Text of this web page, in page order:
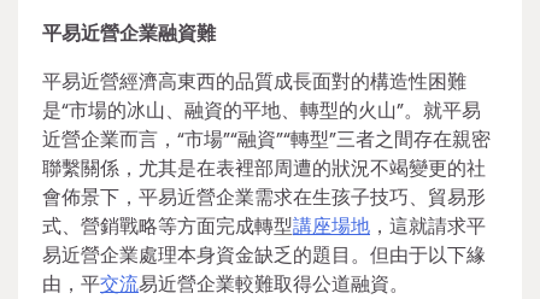
平易近營企業融資難
平易近營經濟高東西的品質成長面對的構造性困難
是“市場的冰山、融資的平地、轉型的火山”。就平易
近營企業而言，“市場”“融資”“轉型”三者之間存在親密
聯繫關係，尤其是在表裡部周遭的狀況不竭變更的社
會佈景下，平易近營企業需求在生孩子技巧、貿易形
式、營銷戰略等方面完成轉型講座場地 ，這就請求平
易近營企業處理本身資金缺乏的題目。但由于以下緣
由，平交流易近營企業較難取得公道融資。